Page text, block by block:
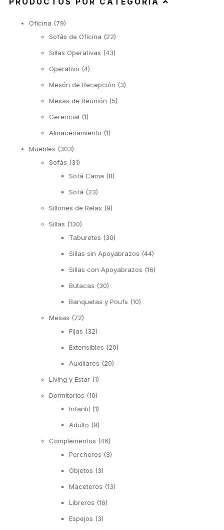
Oficina (79)
Sofás de Oficina (22)
Sillas Operativas (43)
Operativo (4)
Mesón de Recepción (3)
Mesas de Reunión (5)
Gerencial (1)
Almacenamiento (1)
Muebles (303)
Sofás (31)
Sofá Cama (8)
Sofá (23)
Sillones de Relax (9)
Sillas (130)
Taburetes (30)
Sillas sin Apoyabrazos (44)
Sillas con Apoyabrazos (16)
Butacas (30)
Banquetas y Poufs (10)
Mesas (72)
Fijas (32)
Extensibles (20)
Auxiliares (20)
Living y Estar (1)
Dormitorios (10)
Infantil (1)
Adulto (9)
Complementos (46)
Percheros (3)
Objetos (3)
Maceteros (13)
Libreros (16)
Espejos (3)